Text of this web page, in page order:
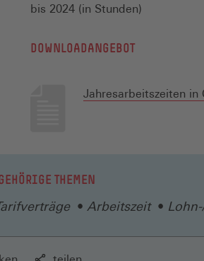
bis 2024 (in Stunden)
DOWNLOADANGEBOT
Jahresarbeitszeiten in
THEMEN
Arbeitszeit